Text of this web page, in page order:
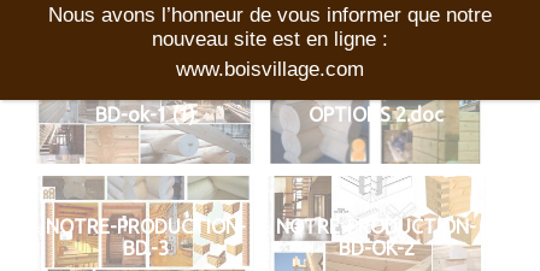
BD-ok-1 (1)
OPTIONS 2.doc
NOTRE-PRODUCTION-
BD.-3
NOTRE-PRODUCTION-
BD-OK-2
Nous avons l’honneur de vous informer que notre
nouveau site est en ligne :
www.boisvillage.com